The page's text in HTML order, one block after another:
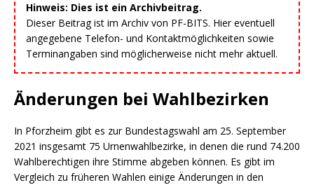
Hinweis: Dies ist ein Archivbeitrag.
Dieser Beitrag ist im Archiv von PF-BITS. Hier eventuell
angegebene Telefon- und Kontaktmöglichkeiten sowie
Terminangaben sind möglicherweise nicht mehr aktuell.
Änderungen bei Wahlbezirken
In Pforzheim gibt es zur Bundestagswahl am 25. September
2021 insgesamt 75 Urnenwahlbezirke, in denen die rund 74.200
Wahlberechtigen ihre Stimme abgeben können. Es gibt im
Vergleich zu früheren Wahlen einige Änderungen in den